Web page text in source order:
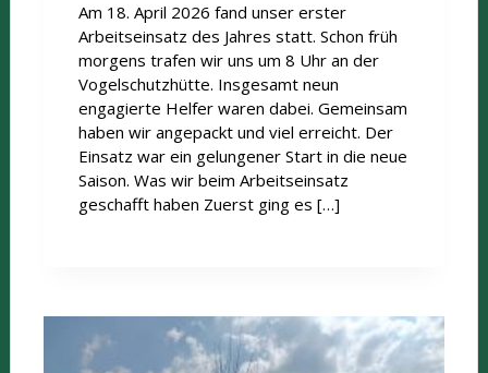
Am 18. April 2026 fand unser erster
Arbeitseinsatz des Jahres statt. Schon früh
morgens trafen wir uns um 8 Uhr an der
Vogelschutzhütte. Insgesamt neun
engagierte Helfer waren dabei. Gemeinsam
haben wir angepackt und viel erreicht. Der
Einsatz war ein gelungener Start in die neue
Saison. Was wir beim Arbeitseinsatz
geschafft haben Zuerst ging es […]